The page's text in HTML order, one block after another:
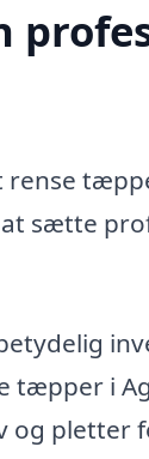
sætte
tæpper i
og